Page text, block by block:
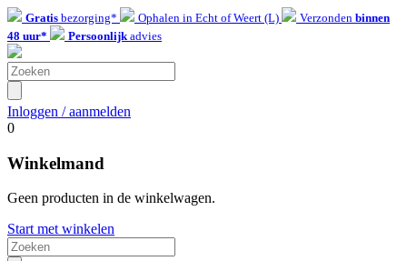
Gratis bezorging* Ophalen in Echt of Weert (L) Verzonden binnen
48 uur*
Persoonlijkadvies
Inloggen / aanmelden
0
Winkelmand
Geen producten in de winkelwagen.
Start met winkelen